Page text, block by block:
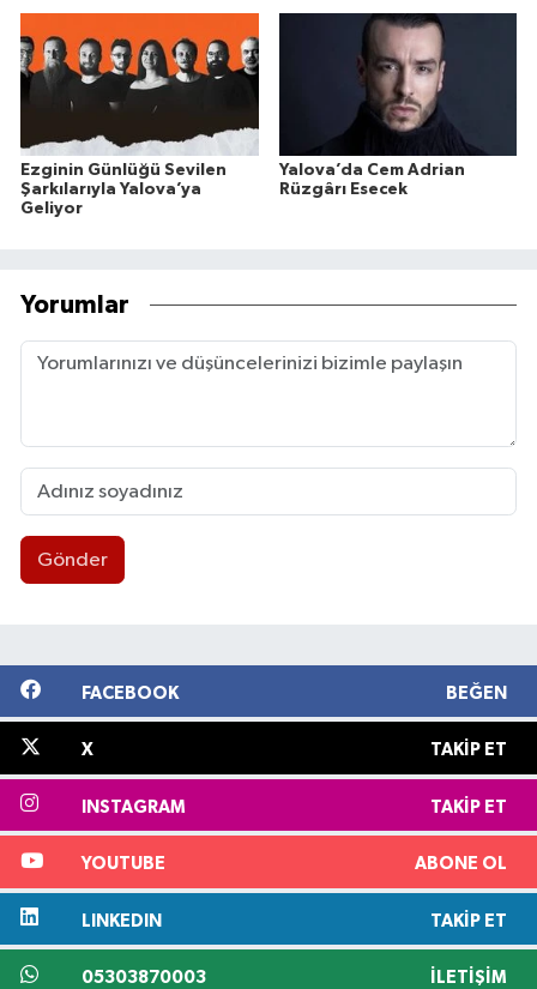
Ezginin Günlüğü Sevilen
Şarkılarıyla Yalova’ya
Geliyor
Yalova’da Cem Adrian
Rüzgârı Esecek
Yorumlar
Gönder
FACEBOOK BEĞEN
X TAKIP ET
INSTAGRAM TAKIP ET
YOUTUBE ABONE OL
LINKEDIN TAKIP ET
05303870003 İLETIŞIM